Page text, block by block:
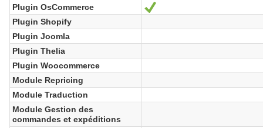
Plugin OsCommerce
Sí
Plugin Shopify
Plugin Joomla
Plugin Thelia
Plugin Woocommerce
Module Repricing
Module Traduction
Module Gestion des
commandes et expéditions